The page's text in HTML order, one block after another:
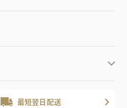
最短翌日配送